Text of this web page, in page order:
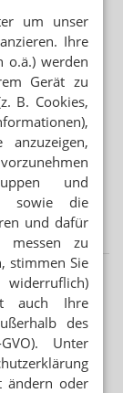
um unser
Ihre
o.ä.) werden
Gerät zu
B. Cookies,
und
sowie die
und dafür
messen zu
stimmen Sie
widerruflich)
auch Ihre
des
Unter
ändern oder
gemacht“